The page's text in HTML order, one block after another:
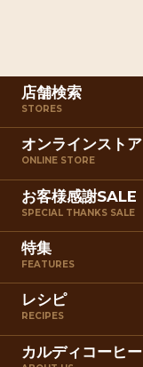
店舗検索
STORES
オンラインストア
ONLINE STORE
お客様感謝SALE
SPECIAL THANKS SALE
特集
FEATURES
レシピ
RECIPES
カルディコーヒ